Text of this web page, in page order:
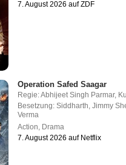
7. August 2026 auf ZDF
Operation Safed Saagar
Regie:Abhijeet Singh Parmar,
Besetzung:Siddharth,Jimmy
Verma
Action, Drama
7. August 2026 auf Netflix